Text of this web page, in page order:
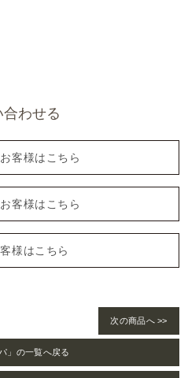
わせる
客様はこちら
客様はこちら
様はこちら
次の商品へ >>
」の一覧へ戻る